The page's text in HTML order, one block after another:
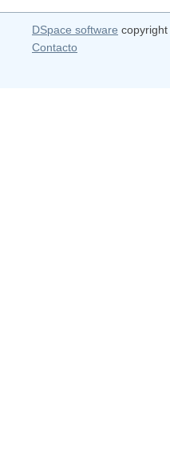
DSpace software
Contacto